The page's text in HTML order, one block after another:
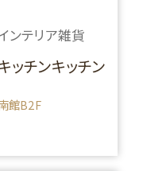
ンテリア雑貨
ッチンキッチン
館B2F